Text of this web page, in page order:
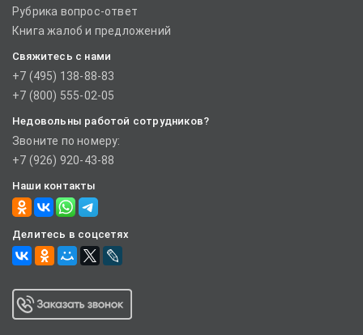
Рубрика вопрос-ответ
Книга жалоб и предложений
Свяжитесь с нами
+7 (495) 138-88-83
+7 (800) 555-02-05
Недовольны работой сотрудников?
Звоните по номеру:
+7 (926) 920-43-88
Наши контакты
Делитесь в соцсетях